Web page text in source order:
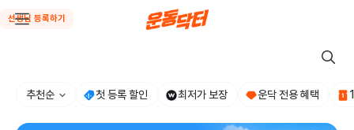
선생님 등록하기
추천순 첫 등록 할인 최저가 보장 운닥 전용 혜택